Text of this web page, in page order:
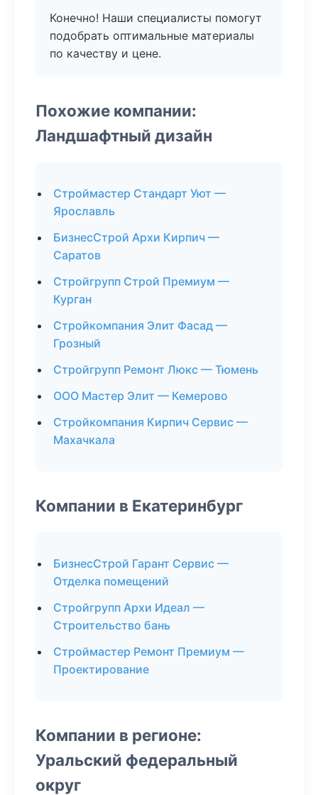
Конечно! Наши специалисты помогут
подобрать оптимальные материалы
по качеству и цене.
Похожие компании:
Ландшафтный дизайн
Строймастер Стандарт Уют —
Ярославль
БизнесСтрой Архи Кирпич —
Саратов
Стройгрупп Строй Премиум —
Курган
Стройкомпания Элит Фасад —
Грозный
Стройгрупп Ремонт Люкс — Тюмень
ООО Мастер Элит — Кемерово
Стройкомпания Кирпич Сервис —
Махачкала
Компании в Екатеринбург
БизнесСтрой Гарант Сервис —
Отделка помещений
Стройгрупп Архи Идеал —
Строительство бань
Строймастер Ремонт Премиум —
Проектирование
Компании в регионе:
Уральский федеральный
округ